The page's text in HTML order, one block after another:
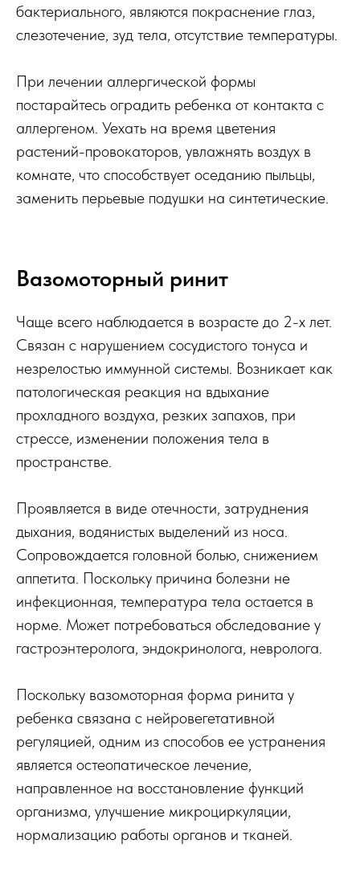
бактериального, являются покраснение глаз,
слезотечение, зуд тела, отсутствие температуры.
При лечении аллергической формы
постарайтесь оградить ребенка от контакта с
аллергеном. Уехать на время цветения
растений-провокаторов, увлажнять воздух в
комнате, что способствует оседанию пыльцы,
заменить перьевые подушки на синтетические.
Вазомоторный ринит
Чаще всего наблюдается в возрасте до 2-х лет.
Связан с нарушением сосудистого тонуса и
незрелостью иммунной системы. Возникает как
патологическая реакция на вдыхание
прохладного воздуха, резких запахов, при
стрессе, изменении положения тела в
пространстве.
Проявляется в виде отечности, затруднения
дыхания, водянистых выделений из носа.
Сопровождается головной болью, снижением
аппетита. Поскольку причина болезни не
инфекционная, температура тела остается в
норме. Может потребоваться обследование у
гастроэнтеролога, эндокринолога, невролога.
Поскольку вазомоторная форма ринита у
ребенка связана с нейровегетативной
регуляцией, одним из способов ее устранения
является остеопатическое лечение,
направленное на восстановление функций
организма, улучшение микроциркуляции,
нормализацию работы органов и тканей.